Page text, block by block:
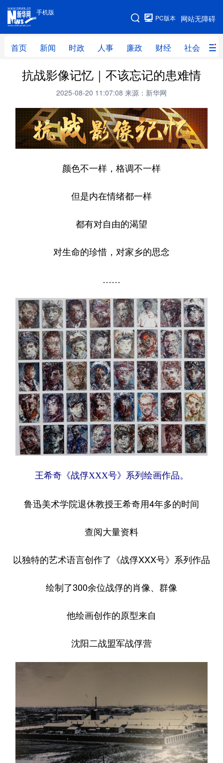
手机版
网站无障碍
PC版本
首页 新闻 时政 人事 廉政 财经 社会 科
手机版
网站地图
首页 新闻 时政 人事
财经 社会
文化 教育 健康 旅游
体育 视频 直播 无人机
天津 河北
吉林 上海
四川 贵州 云南 西藏
陕西 甘肃 青海 宁夏
新疆 内蒙古 黑龙江
多语种频道
English Español Français عربى
Русский язык 日本語 한국어
Deutsch Português
抗战影像记忆｜不该忘记的患难情
2025-08-20 11:07:08 来源：新华网
颜色不一样，格调不一样
但是内在情绪都一样
都有对自由的渴望
对生命的珍惜，对家乡的思念
……
王希奇《战俘XXX号》系列绘画作品。
鲁迅美术学院退休教授王希奇用4年多的时间
查阅大量资料
以独特的艺术语言创作了《战俘XXX号》系列作品
绘制了300余位战俘的肖像、群像
他绘画创作的原型来自
沈阳二战盟军战俘营